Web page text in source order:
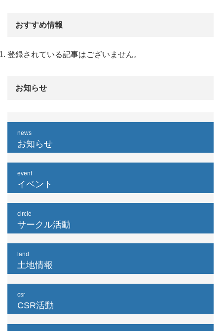
おすすめ情報
登録されている記事はございません。
お知らせ
news
お知らせ
event
イベント
circle
サークル活動
land
土地情報
csr
CSR活動